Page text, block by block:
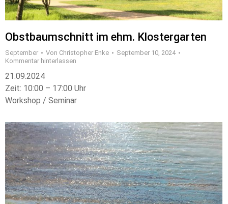
Obstbaumschnitt im ehm. Klostergarten
September Von Christopher Enke
September 10, 2024
Kommentar hinterlassen
21.09.2024
Zeit: 10:00 – 17:00 Uhr
Workshop / Seminar